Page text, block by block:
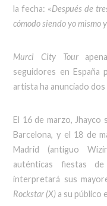
la fecha: «Después de
cómodo siendo yo mismo
Murci City Tour
seguidores en España
artista ha anunciado
El 16 de marzo,
Barcelona, y el 18 de
Madrid (antiguo
auténticas fiestas
interpretará sus
Rockstar (X) a su público